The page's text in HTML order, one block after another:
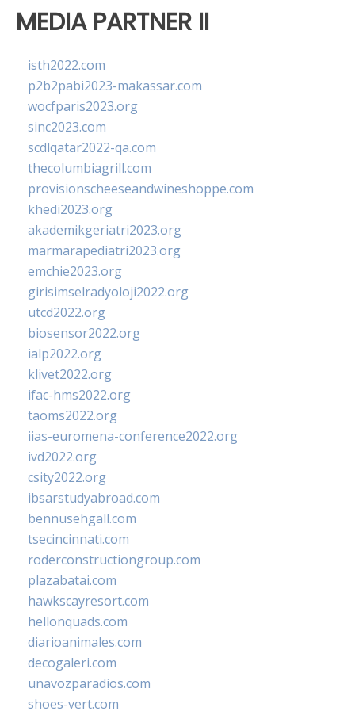
MEDIA PARTNER II
isth2022.com
p2b2pabi2023-makassar.com
wocfparis2023.org
sinc2023.com
scdlqatar2022-qa.com
thecolumbiagrill.com
provisionscheeseandwineshoppe.com
khedi2023.org
akademikgeriatri2023.org
marmarapediatri2023.org
emchie2023.org
girisimselradyoloji2022.org
utcd2022.org
biosensor2022.org
ialp2022.org
klivet2022.org
ifac-hms2022.org
taoms2022.org
iias-euromena-conference2022.org
ivd2022.org
csity2022.org
ibsarstudyabroad.com
bennusehgall.com
tsecincinnati.com
roderconstructiongroup.com
plazabatai.com
hawkscayresort.com
hellonquads.com
diarioanimales.com
decogaleri.com
unavozparadios.com
shoes-vert.com